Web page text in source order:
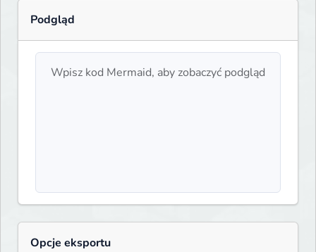
Podgląd
Wpisz kod Mermaid, aby zobaczyć podgląd
Opcje eksportu